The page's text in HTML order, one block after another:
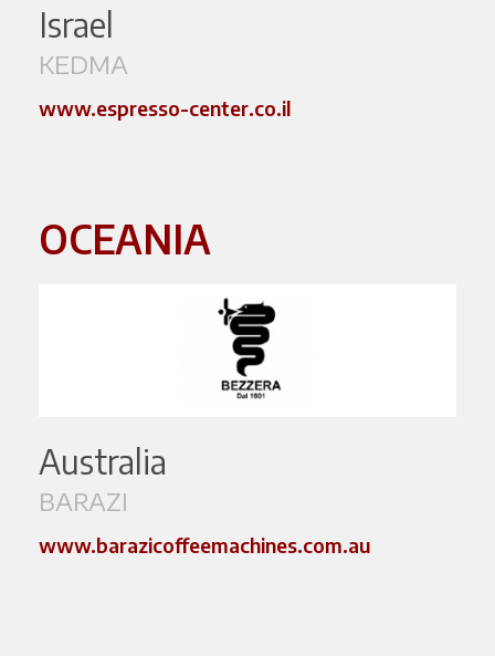
Israel
KEDMA
www.espresso-center.co.il
OCEANIA
Australia
BARAZI
www.barazicoffeemachines.com.au